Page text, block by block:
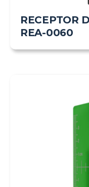
RECEPTOR
REA-0060